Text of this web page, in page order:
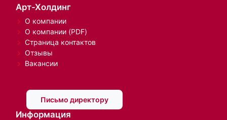
Арт-Холдинг
О компании
О компании (PDF)
Страница контактов
Отзывы
Вакансии
Письмо директору
Информация